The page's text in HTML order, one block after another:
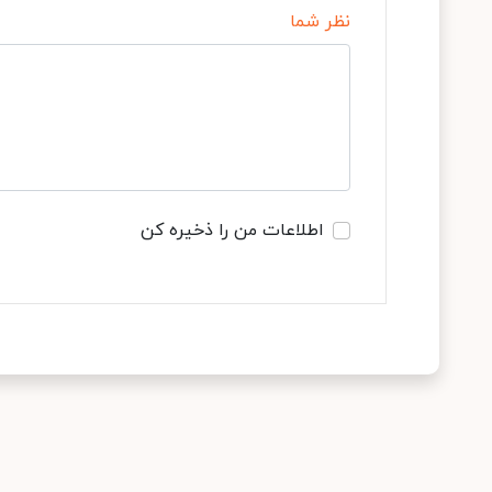
نظر شما
اطلاعات من را ذخیره کن